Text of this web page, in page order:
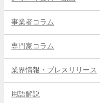
事業者コラム
専門家コラム
業界情報・プレスリリース
用語解説